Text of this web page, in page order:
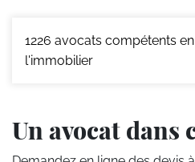
1226 avocats compétents
l'immobilier
Un avocat dans